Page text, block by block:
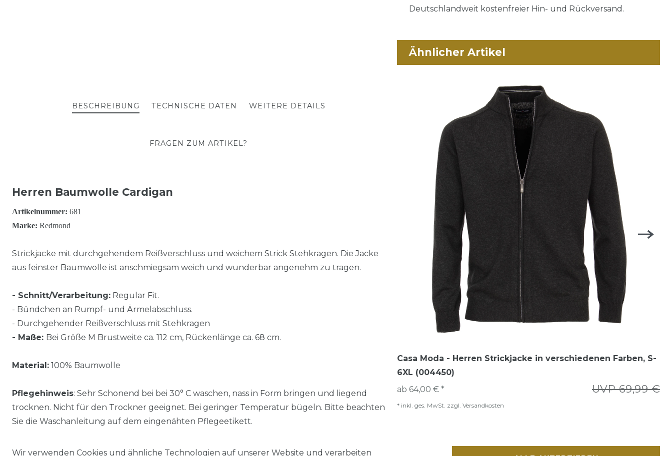
Deutschlandweit kostenfreier Hin- und Rückversand.
BESCHREIBUNG TECHNISCHE DATEN WEITERE DETAILS
FRAGEN ZUM ARTIKEL?
Herren Baumwolle Cardigan
Artikelnummer: 681
Marke: Redmond
Strickjacke mit durchgehendem Reißverschluss und weichem Strick Stehkragen. Die Jacke
aus feinster Baumwolle ist anschmiegsam weich und wunderbar angenehm zu tragen.
- Schnitt/Verarbeitung: Regular Fit.
- Bündchen an Rumpf- und Ärmelabschluss.
- Durchgehender Reißverschluss mit Stehkragen
- Maße: Bei Größe M Brustweite ca. 112 cm, Rückenlänge ca. 68 cm.
Material: 100% Baumwolle
Pflegehinweis: Sehr Schonend bei bei 30° C waschen, nass in Form bringen und liegend
trocknen. Nicht für den Trockner geeignet. Bei geringer Temperatur bügeln. Bitte beachten
Sie die Waschanleitung auf dem eingenähten Pflegeetikett.
Ähnlicher Artikel
Casa Moda - Herren Strickjacke in verschiedenen Farben, S-
6XL (004450)
UVP 69,99 €
ab 64,00 € *
* inkl. ges. MwSt. zzgl. Versandkosten
Wir verwenden Cookies und ähnliche Technologien auf unserer Website und verarbeiten